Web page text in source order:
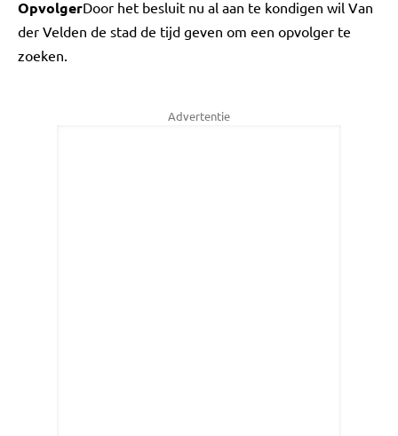
OpvolgerDoor het besluit nu al aan te kondigen wil Van
der Velden de stad de tijd geven om een opvolger te
zoeken.
Advertentie